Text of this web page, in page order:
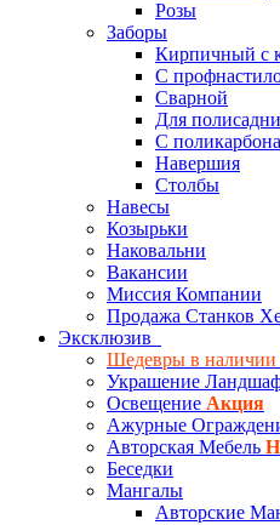
Розы
Заборы
Кирпичный с
С
Сварной
Для
С
Навершия
Столбы
Навесы
Козырьки
Наковальни
Вакансии
Миссия Компании
Продажа Станков
Эксклюзив
Шедевры в наличии
Украшение
Освещение Акция
Ажурные
Авторская Мебель
Беседки
Мангалы
Авторские